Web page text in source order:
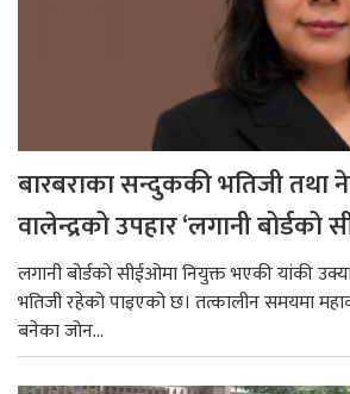
बारबराका सन्दुककी भतिजी तथा
वालेन्द्रको उपहार ‘लगानी बोर्डको
लगानी बोर्डको सीईओमा नियुक्त भएकी यांकी
भतिजी रहेको पाइएको छ। तत्कालीन समयमा
बनेका जोन...